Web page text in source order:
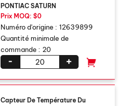
PONTIAC SATURN
Prix ​​MOQ: $0
Numéro d'origine : 12639899
Quantité minimale de
commande : 20
+
-
Capteur De Température Du